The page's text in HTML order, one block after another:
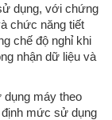
dụng, với chứng
chức năng tiết
chế độ nghỉ khi
nhận dữ liệu và
dụng máy theo
mức sử dụng